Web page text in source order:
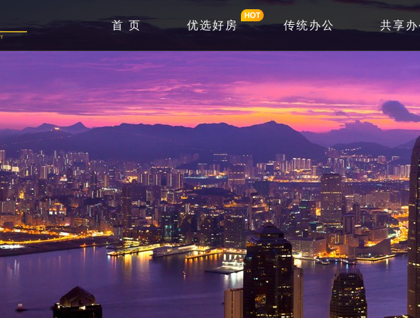
首 页 优选好房 传统办公 共享